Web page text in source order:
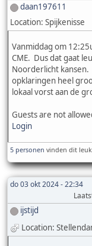
daan197611
Location: Spijkenisse
Vanmiddag om
CME. Dus dat gaat
Noorderlicht kansen.
opklaringen heel
lokaal vorst aan de
Guests are not
Login
5 personen vinden dit
do 03 okt 2024 - 22:34
ijstijd
Location: